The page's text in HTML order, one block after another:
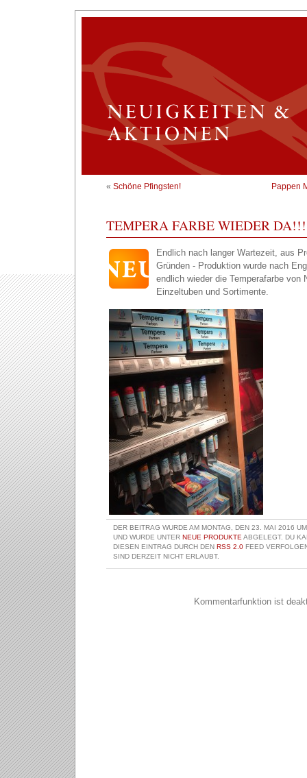
« Schöne Pfingsten! Pappen
TEMPERA FARBE WIEDER
Endlich nach langer Wartezeit, aus
Gründen - Produktion wurde nach
endlich wieder die Temperafarbe von
Einzeltuben und Sortimente.
DER BEITRAG WURDE AM MONTAG, DEN 23. MAI 2016
UND WURDE UNTER NEUE PRODUKTE ABGELEGT. DU
DIESEN EINTRAG DURCH DEN RSS 2.0 FEED
SIND DERZEIT NICHT ERLAUBT.
Kommentarfunktion ist